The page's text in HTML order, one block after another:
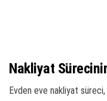
Nakliyat
Evden eve nakliyat